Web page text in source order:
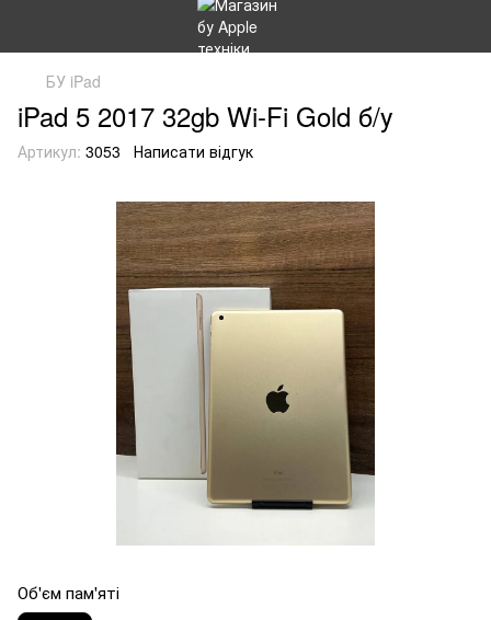
БУ iPad
iPad 5 2017 32gb Wi-Fi Gold б/у
Артикул: 3053 Написати відгук
Об'єм пам'яті